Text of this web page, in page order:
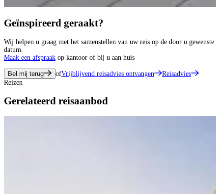
Geïnspireerd geraakt?
Wij helpen u graag met het samenstellen van uw reis op de door u gewenste
datum.
Maak een afspraak op kantoor of bij u aan huis
Bel mij terug ofVrijblijvend reisadvies ontvangen
Reisadvies
Reizen
Gerelateerd reisaanbod